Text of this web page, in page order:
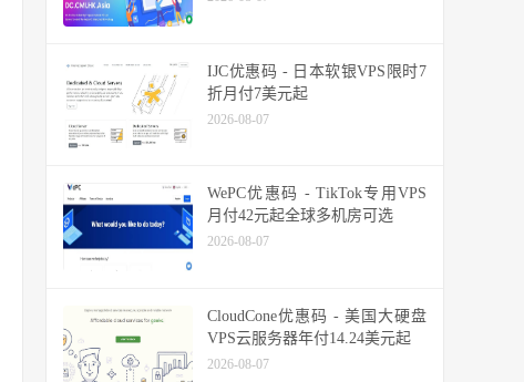
IJC优惠码 - 日本软银VPS限时7
折月付7美元起
2026-08-07
WePC优惠码 - TikTok专用VPS
月付42元起全球多机房可选
2026-08-07
CloudCone优惠码 - 美国大硬盘
VPS云服务器年付14.24美元起
2026-08-07